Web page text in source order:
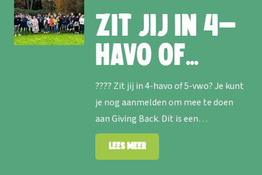
Zit jij in 4-
havo of…
???? Zit jij in 4-havo of 5-vwo? Je kunt
je nog aanmelden om mee te doen
aan Giving Back. Dit is een…
Lees meer